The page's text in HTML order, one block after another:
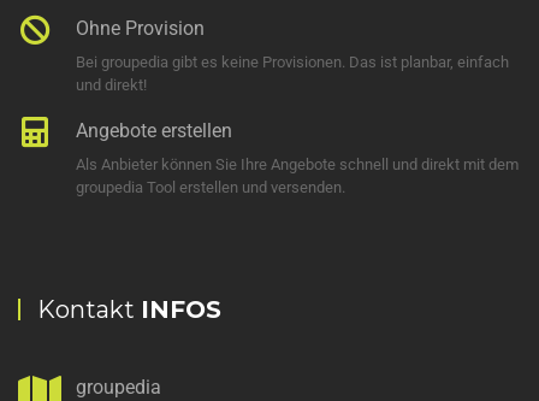
Ohne Provision
Bei groupedia gibt es keine Provisionen. Das ist planbar, einfach
und direkt!
Angebote erstellen
Als Anbieter können Sie Ihre Angebote schnell und direkt mit dem
groupedia Tool erstellen und versenden.
Kontakt INFOS
groupedia